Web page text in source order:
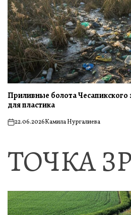
Приливные болота Чесапикского
для пластика
on22.06.2026Камила Нургалиева
ТОЧКА